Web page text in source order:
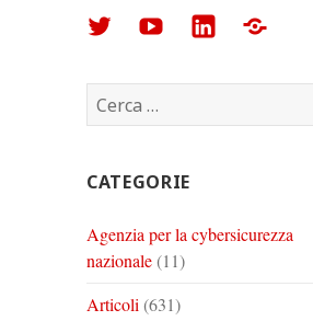
Arturo
Corinto
su
Arturo
Corinto
su
Arturo
su
Foto
Ricerca
per:
CATEGORIE
Agenzia per la cybersicurezza
nazionale(11)
Articoli (631)